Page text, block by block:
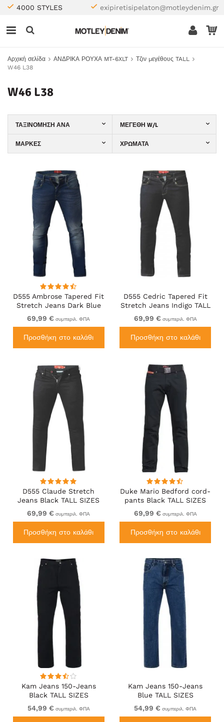
4000 STYLES exipiretisipelaton@motleydenim.gr
Αρχική σελίδα ΑΝΔΡΙΚΑ ΡΟΥΧΑ MT-6XLT
Τζιν μεγέθους TALL
W46 L38
W46 L38
ΤΑΞΙΝΌΜΗΣΗ ΑΝΆ ΜΕΓΈΘΗ W/L
ΜΆΡΚΕΣ ΧΡΏΜΑΤΑ
D555 Ambrose Tapered Fit
Stretch Jeans Dark Blue
TALL SIZES
69,99 € συμπεριλ. ΦΠΑ
Προσθήκη στο καλάθι
D555 Cedric Tapered Fit
Stretch Jeans Indigo TALL
SIZES
69,99 € συμπεριλ. ΦΠΑ
Προσθήκη στο καλάθι
D555 Claude Stretch
Jeans Black TALL SIZES
69,99 € συμπεριλ. ΦΠΑ
Προσθήκη στο καλάθι
Duke Mario Bedford cord-
pants Black TALL SIZES
69,99 € συμπεριλ. ΦΠΑ
Προσθήκη στο καλάθι
Kam Jeans 150-Jeans
Black TALL SIZES
54,99 € συμπεριλ. ΦΠΑ
Kam Jeans 150-Jeans
Blue TALL SIZES
54,99 € συμπεριλ. ΦΠΑ